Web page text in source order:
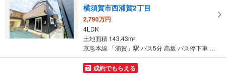
る
・
条
横須賀市西浦賀2丁目
2,790万円
4LDK
土地面積 143.43m2
京急本線 「浦賀」駅 バス5分 高坂 バス停下車 徒歩8分
成約でもらえる